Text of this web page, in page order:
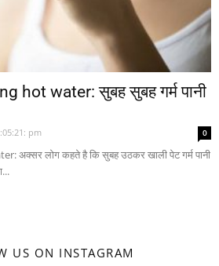
hot water: सुबह सुबह गर्म पानी
pm 0
अक्सर लोग कहते है कि सुबह उठकर खाली पेट गर्म पानी
US ON INSTAGRAM